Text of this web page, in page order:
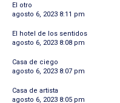
El otro
agosto 6, 2023 8:11 pm
El hotel de los sentidos
agosto 6, 2023 8:08 pm
Casa de ciego
agosto 6, 2023 8:07 pm
Casa de artista
agosto 6, 2023 8:05 pm